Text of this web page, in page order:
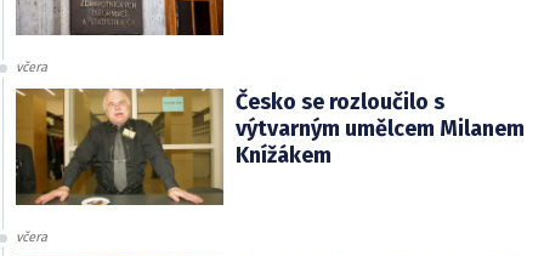
včera
Česko se rozloučilo s
výtvarným umělcem Milanem
Knížákem
včera